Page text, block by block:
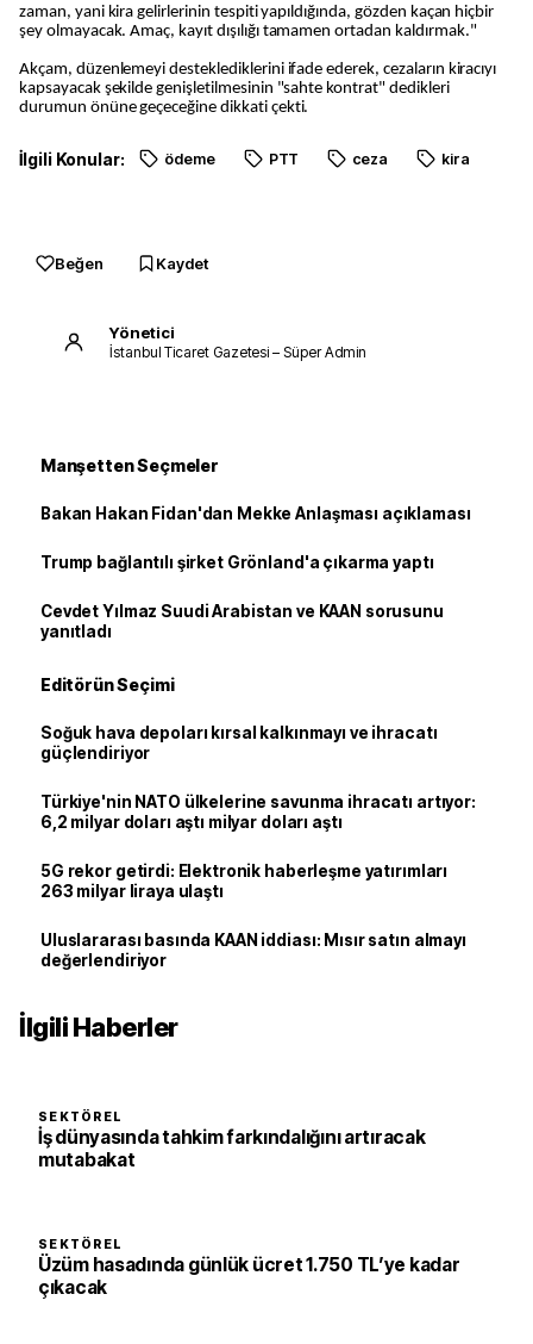
zaman, yani kira gelirlerinin tespiti yapıldığında, gözden kaçan hiçbir
şey olmayacak. Amaç, kayıt dışılığı tamamen ortadan kaldırmak."
Akçam, düzenlemeyi desteklediklerini ifade ederek, cezaların kiracıyı
kapsayacak şekilde genişletilmesinin "sahte kontrat" dedikleri
durumun önüne geçeceğine dikkati çekti.
İlgili Konular: ödeme PTT ceza kira
Beğen Kaydet
Yönetici
İstanbul Ticaret Gazetesi – Süper Admin
Manşetten Seçmeler
Bakan Hakan Fidan'dan Mekke Anlaşması açıklaması
Trump bağlantılı şirket Grönland'a çıkarma yaptı
Cevdet Yılmaz Suudi Arabistan ve KAAN sorusunu
yanıtladı
Editörün Seçimi
Soğuk hava depoları kırsal kalkınmayı ve ihracatı
güçlendiriyor
Türkiye'nin NATO ülkelerine savunma ihracatı artıyor:
6,2 milyar doları aştı milyar doları aştı
5G rekor getirdi: Elektronik haberleşme yatırımları
263 milyar liraya ulaştı
Uluslararası basında KAAN iddiası: Mısır satın almayı
değerlendiriyor
İlgili Haberler
SEKTÖREL
İş dünyasında tahkim farkındalığını artıracak
mutabakat
SEKTÖREL
Üzüm hasadında günlük ücret 1.750 TL’ye kadar
çıkacak